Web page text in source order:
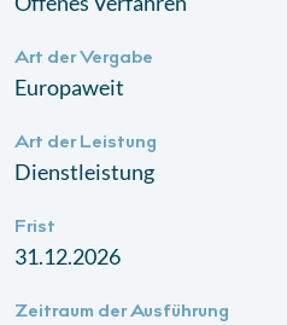
Art der Vergabe
Europaweit
Art der Leistung
Dienstleistung
Frist
31.12.2026
Zeitraum der Ausführung